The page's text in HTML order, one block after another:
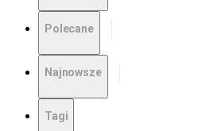
Polecane
Najnowsze
Tagi